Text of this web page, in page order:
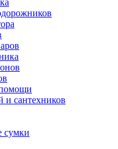
и сантехников
сумки